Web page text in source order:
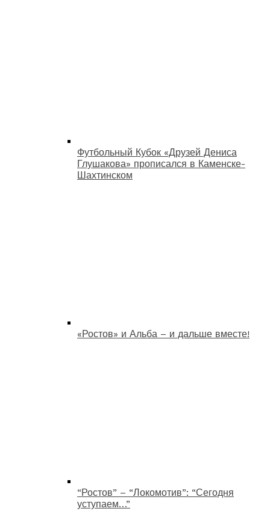
Футбольный Кубок «Друзей Дениса
Глушакова» прописался в Каменске-
Шахтинском
«Ростов» и Альба – и дальше вместе!
“Ростов” – “Локомотив”: “Сегодня
уступаем…”